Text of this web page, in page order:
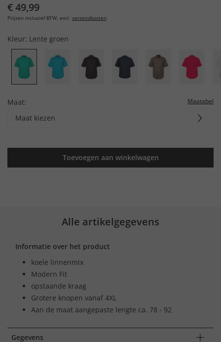
€ 49,99
Prijzen inclusief BTW, excl. verzendkosten
Kleur: Lente groen
Maat: Maatabel
Maat kiezen
Toevoegen aan winkelwagen
Alle artikelgegevens
Informatie over het product
koele linnenmix
Modern Fit
opstaande kraag
Grotere knopen vanaf 4XL
Aan de maat aangepaste lengte ca. 78 - 92
Gegevens